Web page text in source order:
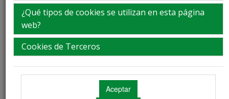
¿Qué tipos de cookies se utilizan en esta página
web?
Cookies de Terceros
XII CONGRESO DE FAECAP Y XII CONGRESO
ASANEC 2023